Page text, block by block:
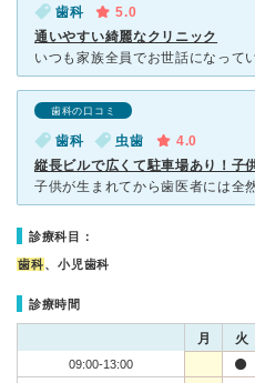
歯科
5.0
通いやすい綺麗なクリニック
歯科の口コミ
歯科 虫歯
4.0
縦長ビルで広くて駐車場あり！子
診療科目：
歯科、小児歯科
診療時間
月 火
09:00-13:00